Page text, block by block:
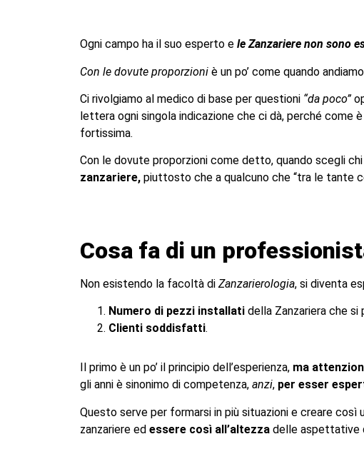
Ogni campo ha il suo esperto e le Zanzariere non sono
Con le dovute proporzioni è un po’ come quando
Ci rivolgiamo al medico di base per questioni “da poco”
lettera ogni singola indicazione che ci dà, perché come
fortissima.
Con le dovute proporzioni come detto, quando scegli
zanzariere, piuttosto che a qualcuno che “tra le tante
Cosa fa di un
Non esistendo la facoltà di Zanzarierologia, si diventa
Numero di pezzi installati della Zanzariera che si
Clienti soddisfatti.
Il primo è un po’ il principio dell’esperienza, ma
gli anni è sinonimo di competenza, anzi, per esser
Questo serve per formarsi in più situazioni e creare così
zanzariere ed essere così all’altezza delle aspettative